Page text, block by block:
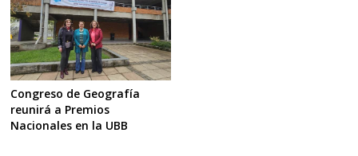
Congreso de Geografía
reunirá a Premios
Nacionales en la UBB